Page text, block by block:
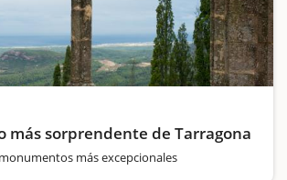
más sorprendente de Tarragona
más excepcionales